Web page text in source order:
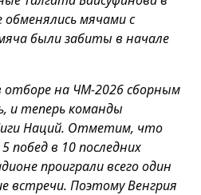
мячами с
были забиты в начале
отборе на ЧМ-2026 сборным
и теперь команды
Наций. Отметим, что
побед в 10 последних
проиграли всего один
встречи. Поэтому Венгрия